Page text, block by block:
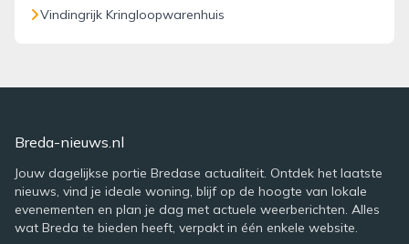
Vindingrijk Kringloopwarenhuis
Breda-nieuws.nl
Jouw dagelijkse portie Bredase actualiteit. Ontdek het laatste
nieuws, vind je ideale woning, blijf op de hoogte van lokale
evenementen en plan je dag met actuele weerberichten. Alles
wat Breda te bieden heeft, verpakt in één enkele website.